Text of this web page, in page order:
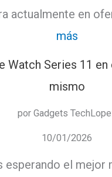
actualmente en
más:
DJI
oferta
Watch Series 11
mismo
por Gadgets
10/01/2026
esperando el mejor